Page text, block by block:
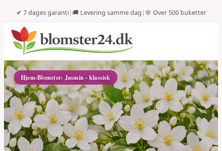
✔ 7 dages garanti|🚚 Levering samme dag |🌸 Over 500 buketter
Hjem›Blomster› Jasmin - klassisk